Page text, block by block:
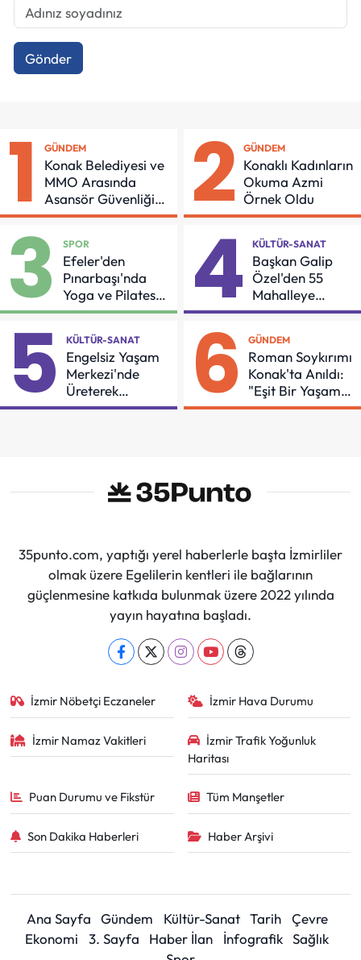
Gönder
1 GÜNDEM
Konak Belediyesi ve
MMO Arasında
Asansör Güvenliği
İçin Önemli Protokol
2 GÜNDEM
Konaklı Kadınların
Okuma Azmi
Örnek Oldu
3 SPOR
Efeler'den
Pınarbaşı'nda
Yoga ve Pilates
Buluşması
4 KÜLTÜR-SANAT
Başkan Galip
Özel'den 55
Mahalleye
Çocuk Şenliği
5 KÜLTÜR-SANAT
Engelsiz Yaşam
Merkezi'nde
Üreterek
Güçleniyorlar
6 GÜNDEM
Roman Soykırımı
Konak'ta Anıldı:
"Eşit Bir Yaşam
İçin Mücadeleyi
35punto.com, yaptığı yerel haberlerle başta İzmirliler
olmak üzere Egelilerin kentleri ile bağlarının
güçlenmesine katkıda bulunmak üzere 2022 yılında
yayın hayatına başladı.
İzmir Nöbetçi Eczaneler İzmir Hava Durumu
İzmir Namaz Vakitleri
İzmir Trafik Yoğunluk
Haritası
Puan Durumu ve Fikstür Tüm Manşetler
Son Dakika Haberleri Haber Arşivi
Ana Sayfa Gündem Kültür-Sanat Tarih
Çevre
Ekonomi
3. Sayfa Haber İlan İnfografik Sağlık